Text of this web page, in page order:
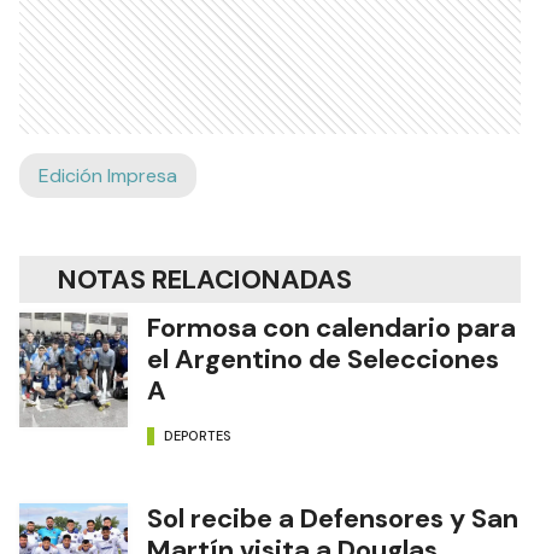
Edición Impresa
NOTAS RELACIONADAS
Formosa con calendario para
el Argentino de Selecciones
A
DEPORTES
Sol recibe a Defensores y San